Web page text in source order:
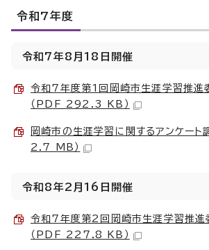
令和7年度
令和7年8月18日開催
令和7年度第1回岡崎市生涯学習推進
（PDF 292.3 KB）
岡崎市の生涯学習に関するアンケート
2.7 MB）
令和8年2月16日開催
令和7年度第2回岡崎市生涯学習推進
（PDF 227.8 KB）